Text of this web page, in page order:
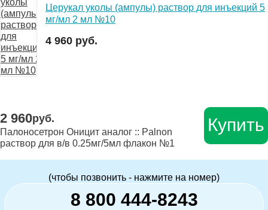
Церукал уколы (ампулы) раствор для инъекций 5
мг/мл 2 мл №10
4 960 руб.
2 960руб.
Палоносетрон Оницит аналог :: Palnon
раствор для в/в 0.25мг/5мл флакон №1
Купить
(чтобы позвонить - нажмите на номер)
8 800 444-8243